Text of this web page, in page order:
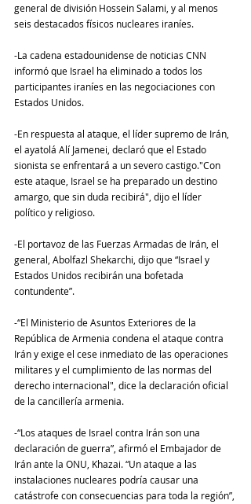
general de división Hossein Salami, y al menos
seis destacados físicos nucleares iraníes.
-La cadena estadounidense de noticias CNN
informó que Israel ha eliminado a todos los
participantes iraníes en las negociaciones con
Estados Unidos.
-En respuesta al ataque, el líder supremo de Irán,
el ayatolá Alí Jamenei, declaró que el Estado
sionista se enfrentará a un severo castigo."Con
este ataque, Israel se ha preparado un destino
amargo, que sin duda recibirá", dijo el líder
político y religioso.
-El portavoz de las Fuerzas Armadas de Irán, el
general, Abolfazl Shekarchi, dijo que “Israel y
Estados Unidos recibirán una bofetada
contundente”.
-“El Ministerio de Asuntos Exteriores de la
República de Armenia condena el ataque contra
Irán y exige el cese inmediato de las operaciones
militares y el cumplimiento de las normas del
derecho internacional", dice la declaración oficial
de la cancillería armenia.
-“Los ataques de Israel contra Irán son una
declaración de guerra”, afirmó el Embajador de
Irán ante la ONU, Khazai. “Un ataque a las
instalaciones nucleares podría causar una
catástrofe con consecuencias para toda la región”,